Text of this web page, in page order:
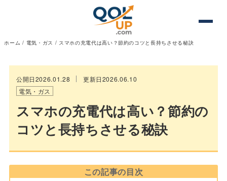
ホーム / 電気・ガス / スマホの充電代は高い？節約のコツと長持ちさせる秘訣
公開日2026.01.28
更新日2026.06.10
電気・ガス
スマホの充電代は高い？節約の
コツと長持ちさせる秘訣
この記事の目次